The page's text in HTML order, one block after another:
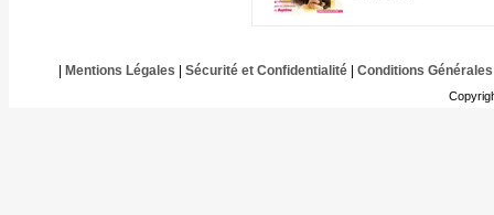
Mentions Légales Sécurité et Confidentialité| Conditions Générales